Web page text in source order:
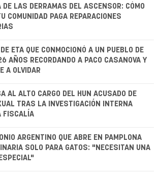
DE LAS DERRAMAS DEL ASCENSOR: CÓMO
COMUNIDAD PAGA REPARACIONES
ETA QUE CONMOCIONÓ A UN PUEBLO DE
AÑOS RECORDANDO A PACO CASANOVA Y
A OLVIDAR
AL ALTO CARGO DEL HUN ACUSADO DE
TRAS LA INVESTIGACIÓN INTERNA
FISCALÍA
ARGENTINO QUE ABRE EN PAMPLONA
SOLO PARA GATOS: "NECESITAN UNA